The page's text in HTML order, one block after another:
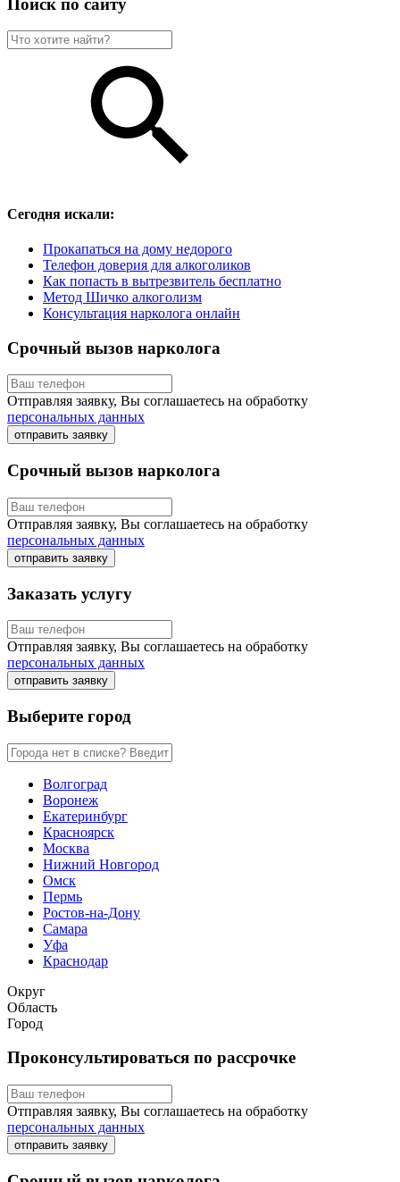
Сегодня искали:
Прокапаться на дому недорого
Телефон доверия для алкоголиков
Как попасть в вытрезвитель бесплатно
Метод Шичко алкоголизм
Консультация нарколога онлайн
Срочный вызов нарколога
Отправляя заявку, Вы соглашаетесь на обработку
персональных данных
отправить заявку
Срочный вызов нарколога
Отправляя заявку, Вы соглашаетесь на обработку
персональных данных
отправить заявку
Заказать услугу
Отправляя заявку, Вы соглашаетесь на обработку
персональных данных
отправить заявку
Выберите город
Волгоград
Воронеж
Екатеринбург
Красноярск
Москва
Нижний Новгород
Омск
Пермь
Ростов-на-Дону
Самара
Уфа
Краснодар
Округ
Область
Город
Проконсультироваться по рассрочке
Отправляя заявку, Вы соглашаетесь на обработку
персональных данных
отправить заявку